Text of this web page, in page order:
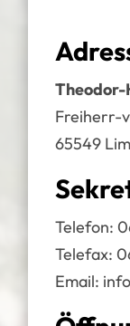
Theodor-
Freiherr-
65549
Telefon:
Telefax:
Email: